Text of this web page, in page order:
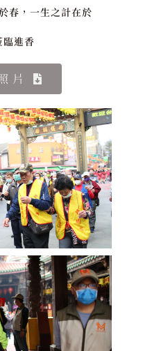
春，一生之計在於
臨進香
片